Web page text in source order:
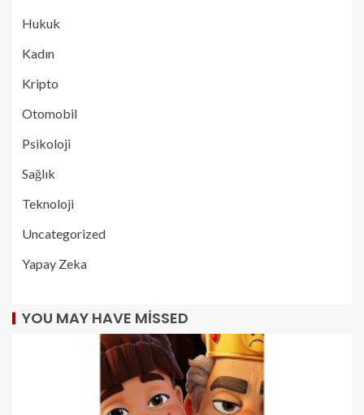
Hukuk
Kadın
Kripto
Otomobil
Psikoloji
Sağlık
Teknoloji
Uncategorized
Yapay Zeka
YOU MAY HAVE MISSED